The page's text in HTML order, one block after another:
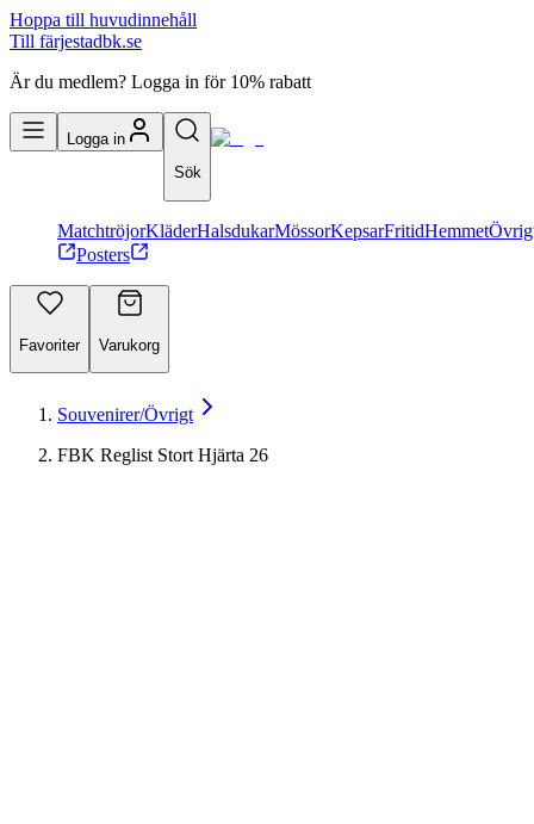
Hoppa till huvudinnehåll
Till färjestadbk.se
Är du medlem? Logga in för 10% rabatt
Logga in
Sök
MatchtröjorKläderHalsdukarMössorKepsarFritidHemmet
Posters
Favoriter Varukorg
Souvenirer/Övrigt
FBK Reglist Stort Hjärta 26